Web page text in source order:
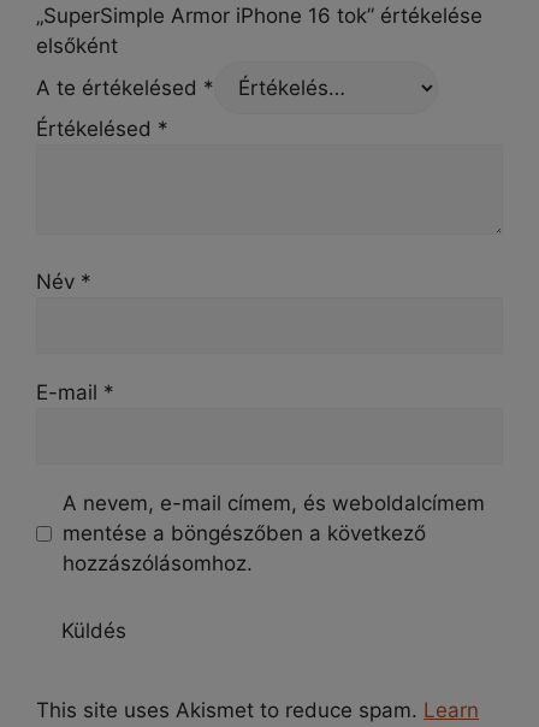
„SuperSimple Armor iPhone 16 tok” értékelése
elsőként
A te értékelésed *
Értékelésed *
Név *
E-mail *
A nevem, e-mail címem, és weboldalcímem
mentése a böngészőben a következő
hozzászólásomhoz.
This site uses Akismet to reduce spam. Learn